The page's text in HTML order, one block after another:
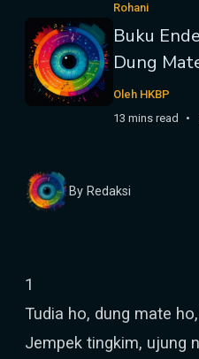
Rohani
Buku
Dung
Oleh HKBP
13 mins read
By Redaksi
1
Tudia ho, dung mate
Jempek tingkim, ujung